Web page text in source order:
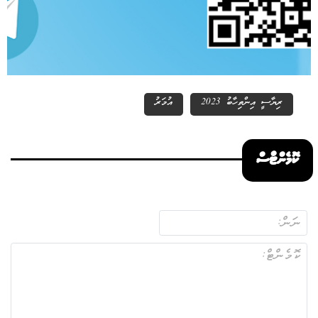
ރިޔާސީ އިންތިހާބު 2023 އުމަރު
ކޮމެންޓްސް